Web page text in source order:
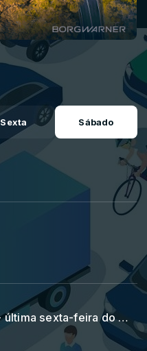
Sexta Sábado
Rock Sobre Rodas (mensal - última sexta-feira do mês)